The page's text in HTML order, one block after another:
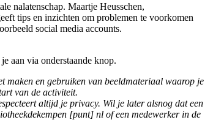
nalatenschap. Maartje Heusschen,
tips en inzichten om problemen te voorkomen
social media accounts.
aan via onderstaande knop.
maken en gebruiken van beeldmateriaal waarop je
van de activiteit.
altijd je privacy. Wil je later alsnog dat een
[punt] nl of een medewerker in de